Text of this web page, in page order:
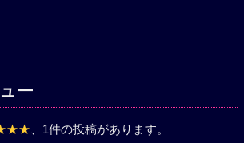
ー
、1件の投稿があります。